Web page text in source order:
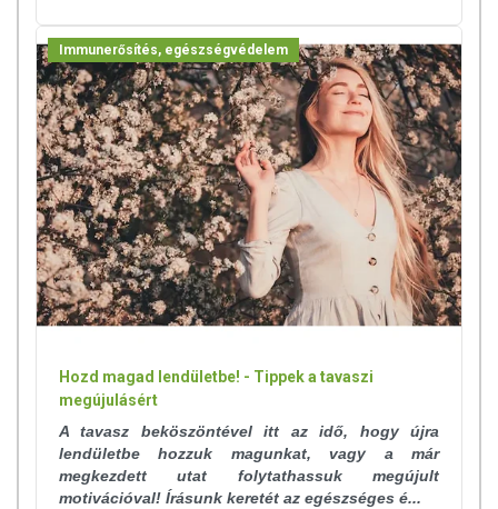
Immunerősítés, egészségvédelem
Hozd magad lendületbe! - Tippek a tavaszi
megújulásért
A tavasz beköszöntével itt az idő, hogy újra
lendületbe hozzuk magunkat, vagy a már
megkezdett utat folytathassuk megújult
motivációval! Írásunk keretét az egészséges é...